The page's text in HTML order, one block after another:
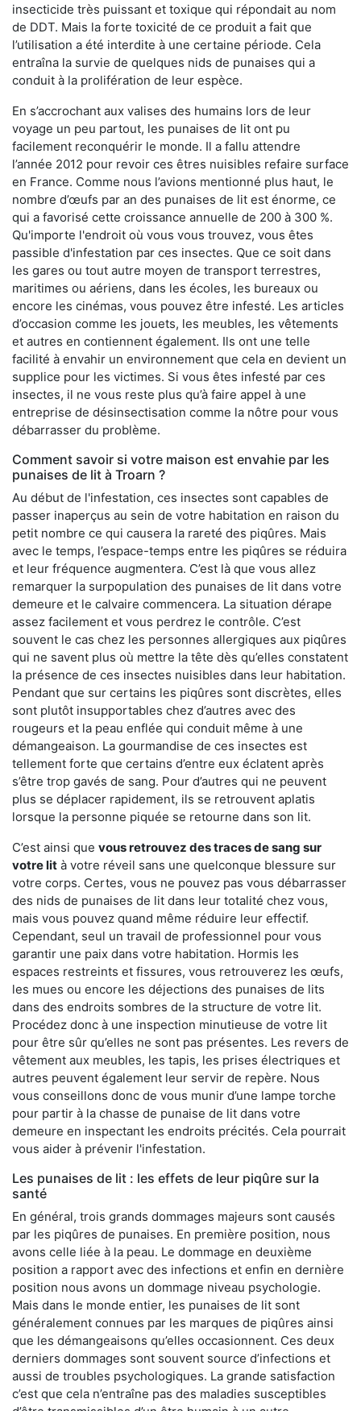
insecticide très puissant et toxique qui répondait au nom
de DDT. Mais la forte toxicité de ce produit a fait que
l’utilisation a été interdite à une certaine période. Cela
entraîna la survie de quelques nids de punaises qui a
conduit à la prolifération de leur espèce.
En s’accrochant aux valises des humains lors de leur
voyage un peu partout, les punaises de lit ont pu
facilement reconquérir le monde. Il a fallu attendre
l’année 2012 pour revoir ces êtres nuisibles refaire surface
en France. Comme nous l’avions mentionné plus haut, le
nombre d’œufs par an des punaises de lit est énorme, ce
qui a favorisé cette croissance annuelle de 200 à 300 %.
Qu'importe l'endroit où vous vous trouvez, vous êtes
passible d'infestation par ces insectes. Que ce soit dans
les gares ou tout autre moyen de transport terrestres,
maritimes ou aériens, dans les écoles, les bureaux ou
encore les cinémas, vous pouvez être infesté. Les articles
d’occasion comme les jouets, les meubles, les vêtements
et autres en contiennent également. Ils ont une telle
facilité à envahir un environnement que cela en devient un
supplice pour les victimes. Si vous êtes infesté par ces
insectes, il ne vous reste plus qu’à faire appel à une
entreprise de désinsectisation comme la nôtre pour vous
débarrasser du problème.
Comment savoir si votre maison est envahie par les
punaises de lit à Troarn ?
Au début de l'infestation, ces insectes sont capables de
passer inaperçus au sein de votre habitation en raison du
petit nombre ce qui causera la rareté des piqûres. Mais
avec le temps, l’espace-temps entre les piqûres se réduira
et leur fréquence augmentera. C’est là que vous allez
remarquer la surpopulation des punaises de lit dans votre
demeure et le calvaire commencera. La situation dérape
assez facilement et vous perdrez le contrôle. C’est
souvent le cas chez les personnes allergiques aux piqûres
qui ne savent plus où mettre la tête dès qu’elles constatent
la présence de ces insectes nuisibles dans leur habitation.
Pendant que sur certains les piqûres sont discrètes, elles
sont plutôt insupportables chez d’autres avec des
rougeurs et la peau enflée qui conduit même à une
démangeaison. La gourmandise de ces insectes est
tellement forte que certains d’entre eux éclatent après
s’être trop gavés de sang. Pour d’autres qui ne peuvent
plus se déplacer rapidement, ils se retrouvent aplatis
lorsque la personne piquée se retourne dans son lit.
C’est ainsi que vous retrouvez des traces de sang sur
votre lit à votre réveil sans une quelconque blessure sur
votre corps. Certes, vous ne pouvez pas vous débarrasser
des nids de punaises de lit dans leur totalité chez vous,
mais vous pouvez quand même réduire leur effectif.
Cependant, seul un travail de professionnel pour vous
garantir une paix dans votre habitation. Hormis les
espaces restreints et fissures, vous retrouverez les œufs,
les mues ou encore les déjections des punaises de lits
dans des endroits sombres de la structure de votre lit.
Procédez donc à une inspection minutieuse de votre lit
pour être sûr qu’elles ne sont pas présentes. Les revers de
vêtement aux meubles, les tapis, les prises électriques et
autres peuvent également leur servir de repère. Nous
vous conseillons donc de vous munir d’une lampe torche
pour partir à la chasse de punaise de lit dans votre
demeure en inspectant les endroits précités. Cela pourrait
vous aider à prévenir l'infestation.
Les punaises de lit : les effets de leur piqûre sur la
santé
En général, trois grands dommages majeurs sont causés
par les piqûres de punaises. En première position, nous
avons celle liée à la peau. Le dommage en deuxième
position a rapport avec des infections et enfin en dernière
position nous avons un dommage niveau psychologie.
Mais dans le monde entier, les punaises de lit sont
généralement connues par les marques de piqûres ainsi
que les démangeaisons qu’elles occasionnent. Ces deux
derniers dommages sont souvent source d’infections et
aussi de troubles psychologiques. La grande satisfaction
c’est que cela n’entraîne pas des maladies susceptibles